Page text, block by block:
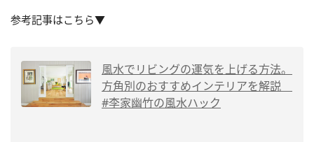
参考記事はこちら▼
風水でリビングの運気を上げる方法。
方角別のおすすめインテリアを解説
#李家幽竹の風水ハック